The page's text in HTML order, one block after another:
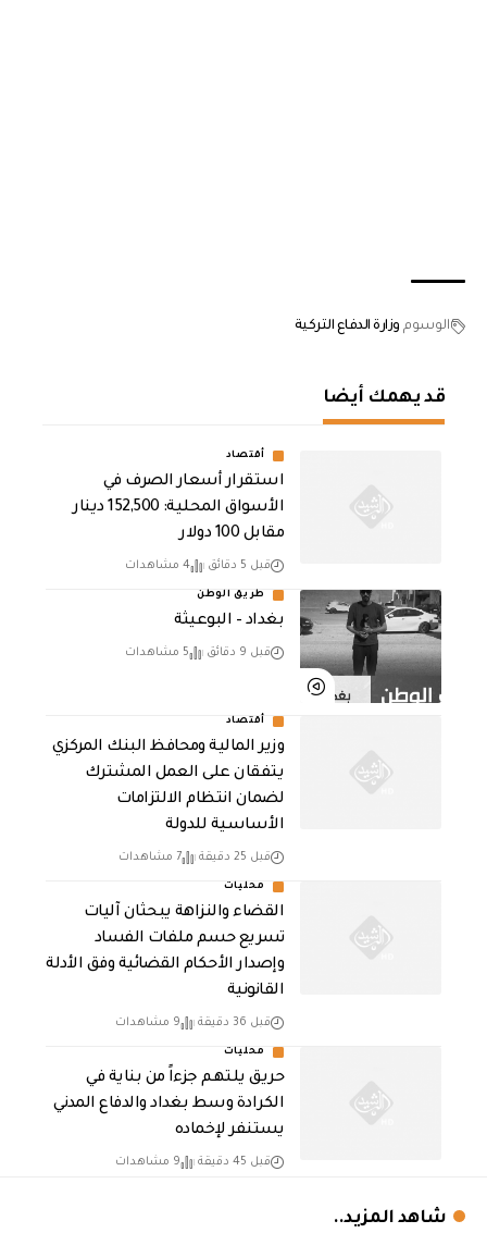
الوسوم وزارة الدفاع التركية
قد يهمك أيضا
أقتصاد
استقرار أسعار الصرف في
الأسواق المحلية: 152,500 دينار
مقابل 100 دولار
قبل 5 دقائق 4 مشاهدات
طريق الوطن
بغداد – البوعيثة
قبل 9 دقائق 5 مشاهدات
أقتصاد
وزير المالية ومحافظ البنك المركزي
يتفقان على العمل المشترك
لضمان انتظام الالتزامات
الأساسية للدولة
قبل 25 دقيقة 7 مشاهدات
محليات
القضاء والنزاهة يبحثان آليات
تسريع حسم ملفات الفساد
وإصدار الأحكام القضائية وفق الأدلة
القانونية
قبل 36 دقيقة 9 مشاهدات
محليات
حريق يلتهم جزءاً من بناية في
الكرادة وسط بغداد والدفاع المدني
يستنفر لإخماده
قبل 45 دقيقة 9 مشاهدات
شاهد المزيد..